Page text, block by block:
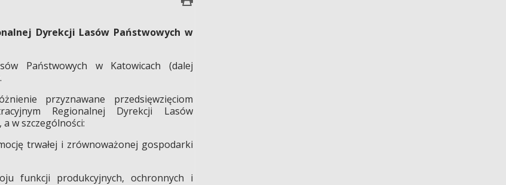
Dyrekcji Lasów Państwowych w
Państwowych w Katowicach (dalej
przyznawane przedsięwzięciom
Regionalnej Dyrekcji Lasów
a w szczególności:
trwałej i zrównoważonej gospodarki
funkcji produkcyjnych, ochronnych i